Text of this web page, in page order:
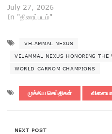
July 27, 2026
In "திரைப்படம்"
VELAMMAL NEXUS
VELAMMAL NEXUS HONORING THE
WORLD CARROM CHAMPIONS
முக்கிய செய்திகள்
NEXT POST